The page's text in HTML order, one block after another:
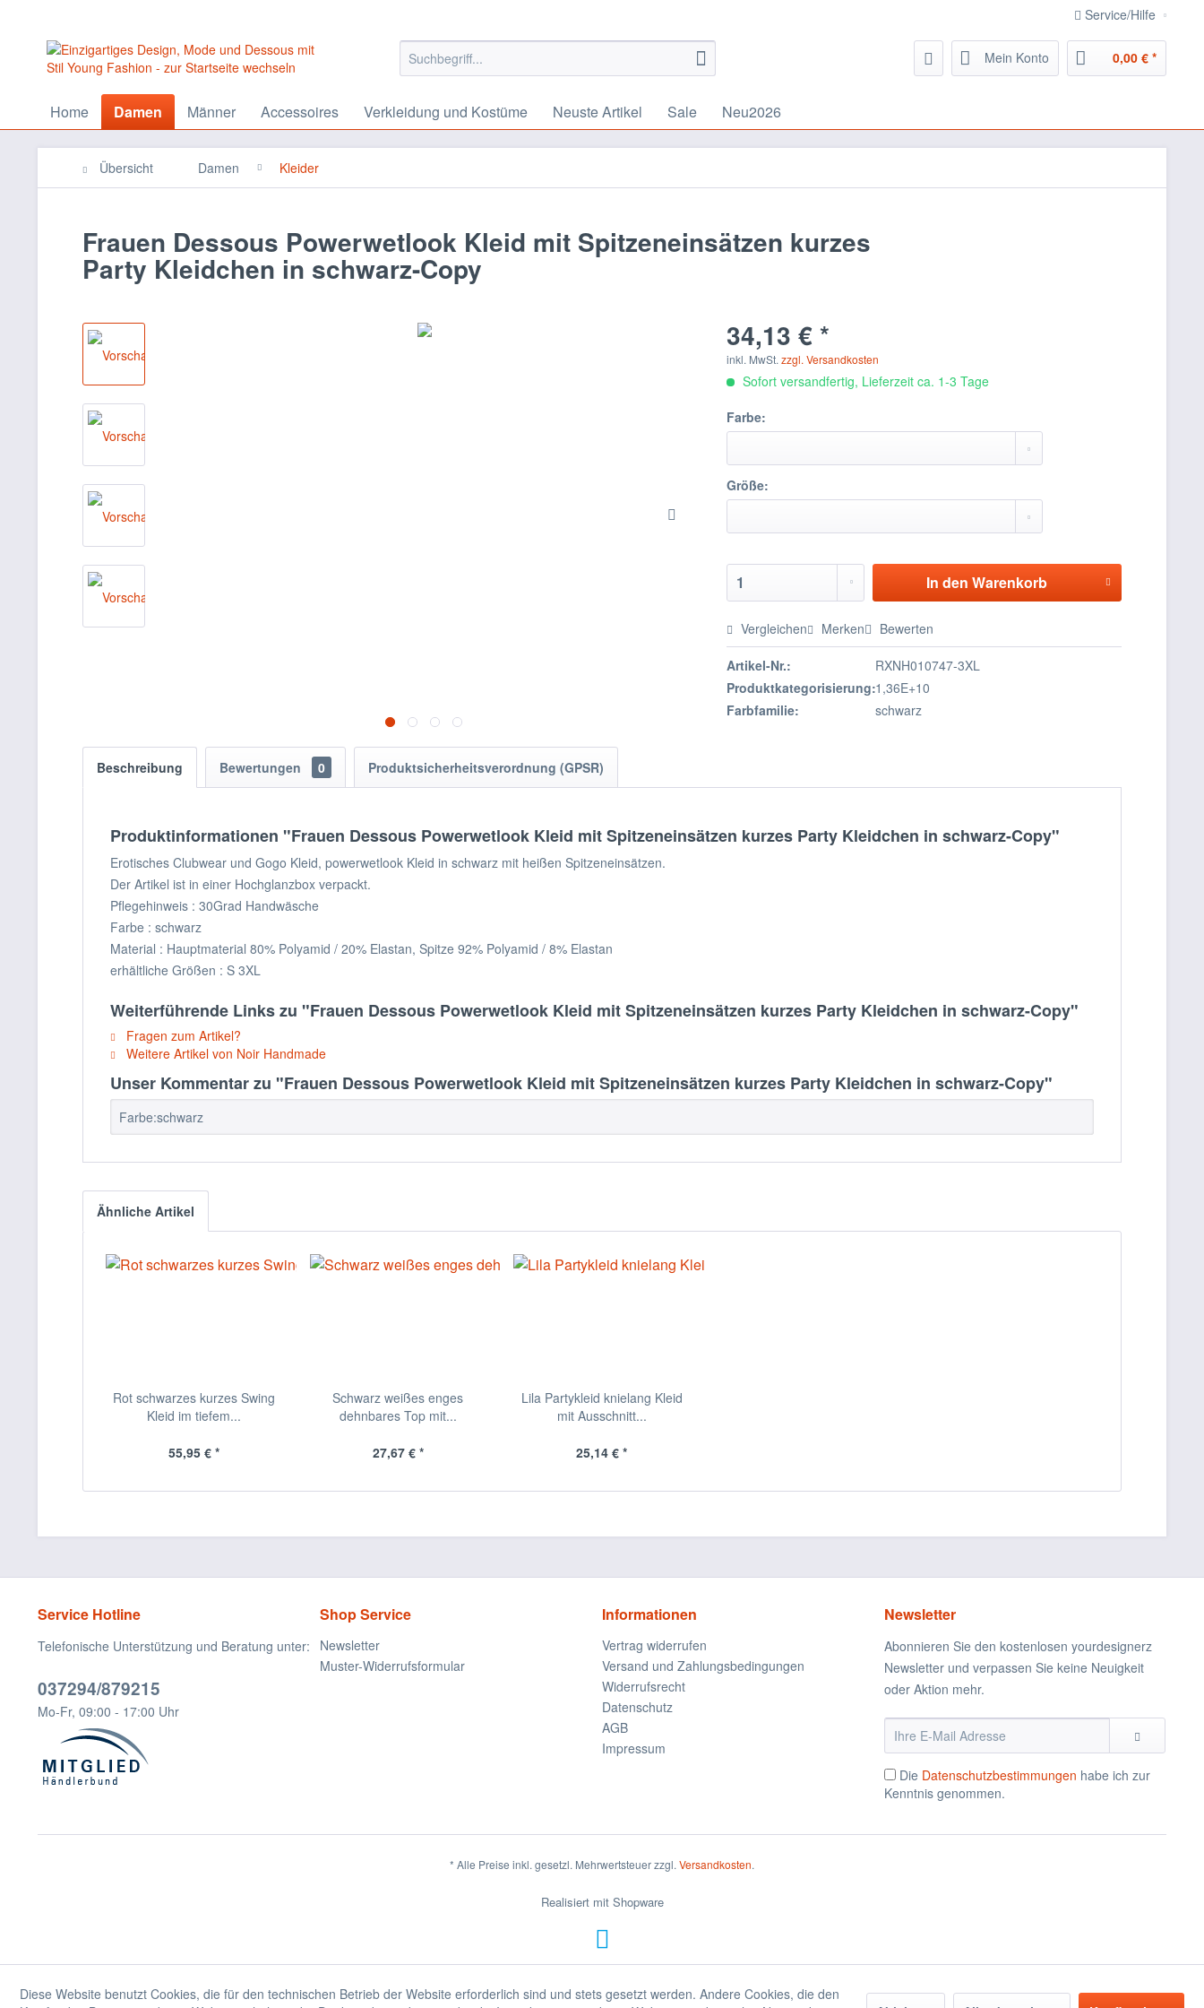
Service/Hilfe
Mein Konto 0,00 € *
Home Damen Männer Accessoires Verkleidung und Kostüme Neuste Artikel Sale Neu2026
Übersicht Damen Kleider
Frauen Dessous Powerwetlook Kleid mit Spitzeneinsätzen kurzes
Party Kleidchen in schwarz-Copy
34,13 € *
inkl. MwSt.zzgl. Versandkosten
Sofort versandfertig, Lieferzeit ca. 1-3 Tage
Farbe:
Größe:
In den Warenkorb
Vergleichen Merken Bewerten
Artikel-Nr.:
RXNH010747-3XL
Produktkategorisierung:1,36E+10
Farbfamilie:
schwarz
Beschreibung Bewertungen 0 Produktsicherheitsverordnung (GPSR)
Produktinformationen "Frauen Dessous Powerwetlook Kleid mit Spitzeneinsätzen kurzes Party Kleidchen in schwarz-Copy"
Erotisches Clubwear und Gogo Kleid, powerwetlook Kleid in schwarz mit heißen Spitzeneinsätzen.
Der Artikel ist in einer Hochglanzbox verpackt.
Pflegehinweis : 30Grad Handwäsche
Farbe : schwarz
Material : Hauptmaterial 80% Polyamid / 20% Elastan, Spitze 92% Polyamid / 8% Elastan
erhältliche Größen : S 3XL
Weiterführende Links zu "Frauen Dessous Powerwetlook Kleid mit Spitzeneinsätzen kurzes Party Kleidchen in schwarz-Copy"
Fragen zum Artikel?
Weitere Artikel von Noir Handmade
Unser Kommentar zu "Frauen Dessous Powerwetlook Kleid mit Spitzeneinsätzen kurzes Party Kleidchen in schwarz-Copy"
Farbe:schwarz
Ähnliche Artikel
Rot schwarzes kurzes Swing
Kleid im tiefem...
55,95 € *
Schwarz weißes enges
dehnbares Top mit...
27,67 € *
Lila Partykleid knielang Kleid
mit Ausschnitt...
25,14 € *
Service Hotline
Telefonische Unterstützung und Beratung unter:
037294/879215
Mo-Fr, 09:00 - 17:00 Uhr
Shop Service
Newsletter
Muster-Widerrufsformular
Informationen
Vertrag widerrufen
Versand und Zahlungsbedingungen
Widerrufsrecht
Datenschutz
AGB
Impressum
Newsletter
Abonnieren Sie den kostenlosen yourdesignerz
Newsletter und verpassen Sie keine Neuigkeit
oder Aktion mehr.
Die Datenschutzbestimmungen habe ich zur
Kenntnis genommen.
* Alle Preise inkl. gesetzl. Mehrwertsteuer zzgl. Versandkosten.
Realisiert mit Shopware
Diese Website benutzt Cookies, die für den technischen Betrieb der Website erforderlich sind und stets gesetzt werden. Andere Cookies, die den